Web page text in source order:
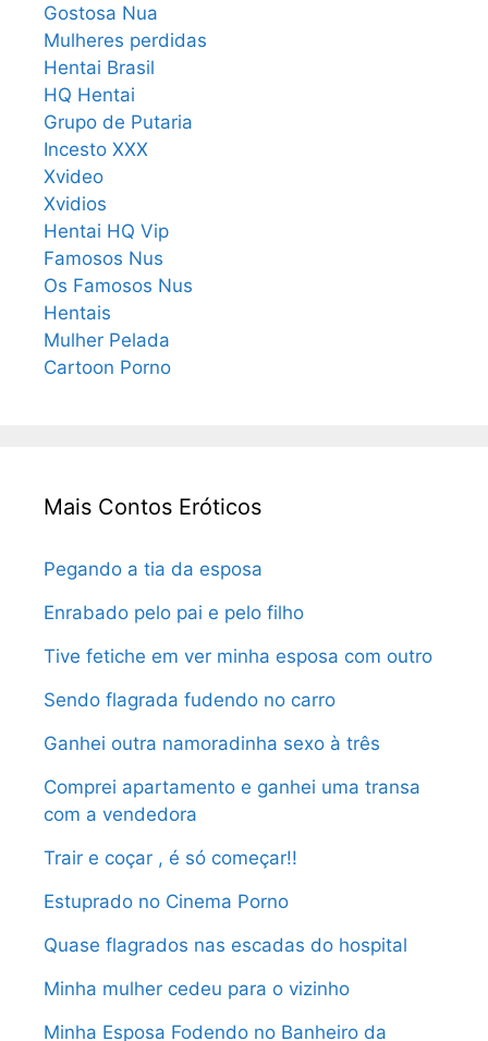
Gostosa Nua
Mulheres perdidas
Hentai Brasil
HQ Hentai
Grupo de Putaria
Incesto XXX
Xvideo
Xvidios
Hentai HQ Vip
Famosos Nus
Os Famosos Nus
Hentais
Mulher Pelada
Cartoon Porno
Mais Contos Eróticos
Pegando a tia da esposa
Enrabado pelo pai e pelo filho
Tive fetiche em ver minha esposa com outro
Sendo flagrada fudendo no carro
Ganhei outra namoradinha sexo à três
Comprei apartamento e ganhei uma transa
com a vendedora
Trair e coçar , é só começar!!
Estuprado no Cinema Porno
Quase flagrados nas escadas do hospital
Minha mulher cedeu para o vizinho
Minha Esposa Fodendo no Banheiro da